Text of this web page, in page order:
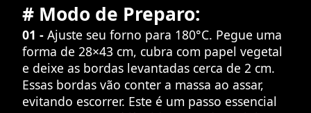
# Modo de Preparo:
01 - Ajuste seu forno para 180°C. Pegue uma
forma de 28×43 cm, cubra com papel vegetal
e deixe as bordas levantadas cerca de 2 cm.
Essas bordas vão conter a massa ao assar,
evitando escorrer. Este é um passo essencial